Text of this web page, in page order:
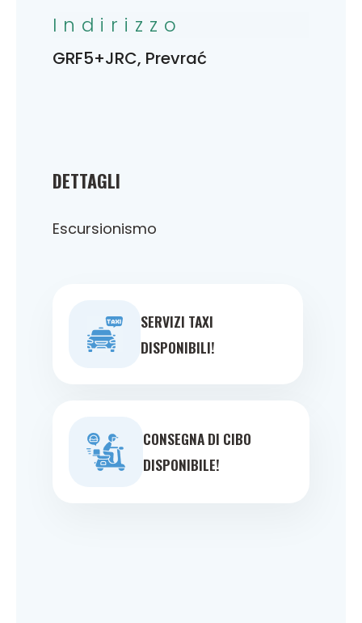
DETTAGLI
Escursionismo
SERVIZI TAXI
DISPONIBILI!
CONSEGNA DI CIBO
DISPONIBILE!
Indirizzo
GRF5+JRC, Prevrać